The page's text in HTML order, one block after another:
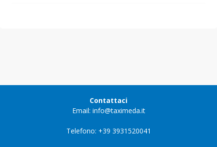
Contattaci
Email: info@taximeda.it
Telefono: +39 3931520041